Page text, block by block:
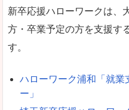
新卒応援ハローワークは、
方・卒業予定の方を支援す
す。
ハローワーク浦和「就業
ー」